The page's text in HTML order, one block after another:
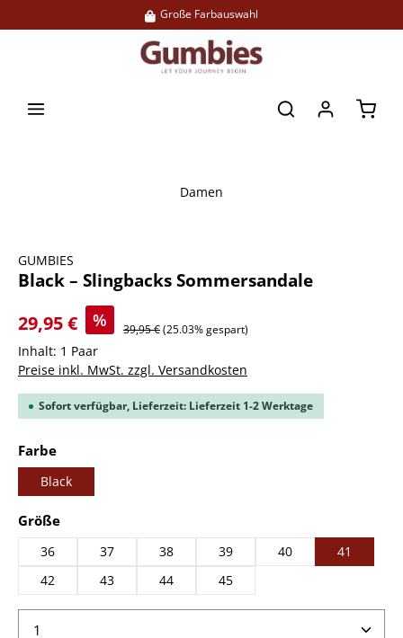
Große Farbauswahl
Damen
GUMBIES
Black – Slingbacks Sommersandale
29,95 €
% 39,95 €(25.03% gespart)
Inhalt: 1 Paar
Preise inkl. MwSt. zzgl. Versandkosten
Sofort verfügbar, Lieferzeit: Lieferzeit 1-2 Werktage
Farbeauswählen
Black
Größeauswählen
36 37 38 39 40
41
42
43 44 45
Produkt Anzahl: Gib den gewünschten Wert ein